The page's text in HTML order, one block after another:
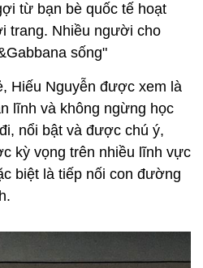
từ bạn bè quốc tế hoạt
trang. Nhiều người cho
sống"
Hiếu Nguyễn được xem là
lĩnh và không ngừng học
nổi bật và được chú ý,
kỳ vọng trên nhiều lĩnh vực
biệt là tiếp nối con đường